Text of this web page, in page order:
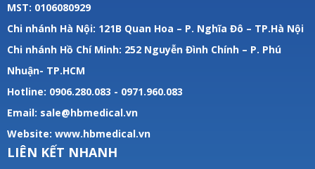
MST: 0106080929
Chi nhánh Hà Nội: 121B Quan Hoa – P. Nghĩa Đô – TP.Hà Nội
Chi nhánh Hồ Chí Minh: 252 Nguyễn Đình Chính – P. Phú
Nhuận- TP.HCM
Hotline: 0906.280.083 - 0971.960.083
Email: sale@hbmedical.vn
Website: www.hbmedical.vn
LIÊN KẾT NHANH